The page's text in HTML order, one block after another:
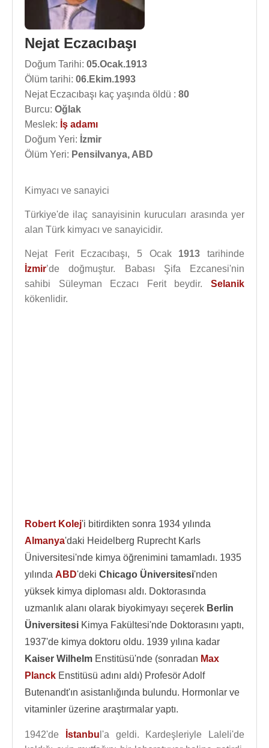
Nejat Eczacıbaşı
Doğum Tarihi: 05.Ocak.1913
Ölüm tarihi: 06.Ekim.1993
Nejat Eczacıbaşı kaç yaşında öldü : 80
Burcu: Oğlak
Meslek: İş adamı
Doğum Yeri: İzmir
Ölüm Yeri: Pensilvanya, ABD
Kimyacı ve sanayici
Türkiye'de ilaç sanayisinin kurucuları arasında yer
alan Türk kimyacı ve sanayicidir.
Nejat Ferit Eczacıbaşı, 5 Ocak 1913 tarihinde
İzmir’de doğmuştur. Babası Şifa Ezcanesi'nin
sahibi Süleyman Eczacı Ferit beydir. Selanik
kökenlidir.
Robert Kolej'i bitirdikten sonra 1934 yılında
Almanya'daki Heidelberg Ruprecht Karls
Üniversitesi'nde kimya öğrenimini tamamladı. 1935
yılında ABD'deki Chicago Üniversitesi'nden
yüksek kimya diploması aldı. Doktorasında
uzmanlık alanı olarak biyokimyayı seçerek Berlin
Üniversitesi Kimya Fakültesi'nde Doktorasını yaptı,
1937'de kimya doktoru oldu. 1939 yılına kadar
Kaiser Wilhelm Enstitüsü'nde (sonradan Max
Planck Enstitüsü adını aldı) Profesör Adolf
Butenandt'ın asistanlığında bulundu. Hormonlar ve
vitaminler üzerine araştırmalar yaptı.
1942'de İstanbu l'a geldi. Kardeşleriyle Laleli'de